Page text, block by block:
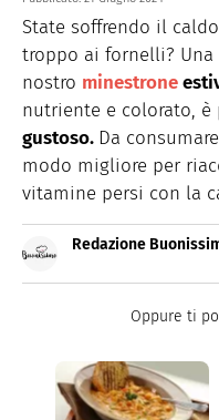
State soffrendo il
troppo ai fornelli?
nostro minestrone
nutriente e colorato, è
gustoso. Da
modo migliore per
vitamine persi con la
Redazione
quale trovi idee
Oppure ti